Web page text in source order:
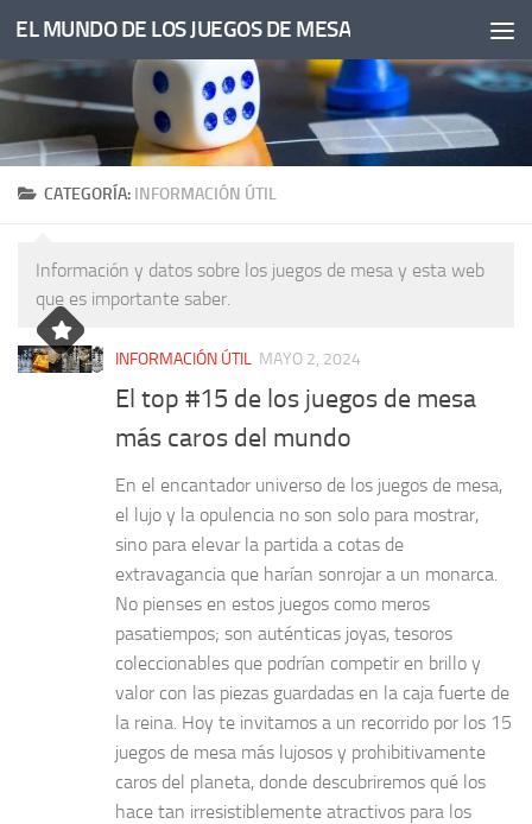
Saltar al contenido
EL MUNDO DE LOS JUEGOS DE MESA
CATEGORÍA: INFORMACIÓN ÚTIL
Información y datos sobre los juegos de mesa y esta web
que es importante saber.
INFORMACIÓN ÚTIL MAYO 2, 2024
El top #15 de los juegos de mesa
más caros del mundo
En el encantador universo de los juegos de mesa,
el lujo y la opulencia no son solo para mostrar,
sino para elevar la partida a cotas de
extravagancia que harían sonrojar a un monarca.
No pienses en estos juegos como meros
pasatiempos; son auténticas joyas, tesoros
coleccionables que podrían competir en brillo y
valor con las piezas guardadas en la caja fuerte de
la reina. Hoy te invitamos a un recorrido por los 15
juegos de mesa más lujosos y prohibitivamente
caros del planeta, donde descubriremos qué los
hace tan irresistiblemente atractivos para los